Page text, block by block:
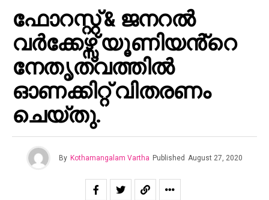
ഫോറസ്റ്റ് & ജനറൽ
വർക്കേഴ്സ് യൂണിയൻ്റെ
നേതൃത്വത്തിൽ
ഓണക്കിറ്റ് വിതരണം
ചെയ്തു.
By Kothamangalam Vartha Published August 27, 2020